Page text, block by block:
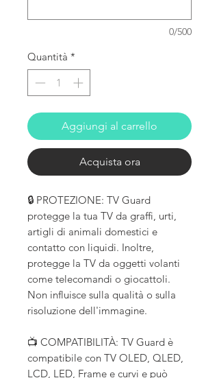
0/500
Quantità *
Aggiungi al carrello
Acquista ora
🔒 PROTEZIONE: TV Guard
protegge la tua TV da graffi, urti,
artigli di animali domestici e
contatto con liquidi. Inoltre,
protegge la TV da oggetti volanti
come telecomandi o giocattoli.
Non influisce sulla qualità o sulla
risoluzione dell'immagine.
📺 COMPATIBILITÀ: TV Guard è
compatibile con TV OLED, QLED,
LCD, LED, Frame e curvi e può